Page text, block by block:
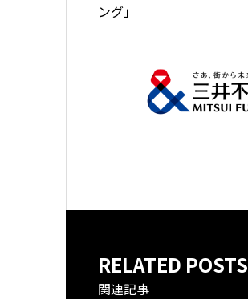
ング」
RELATED POSTS
関連記事